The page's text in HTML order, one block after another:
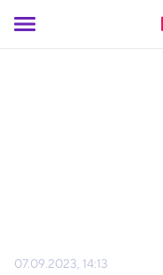
07.09.2023, 14:13